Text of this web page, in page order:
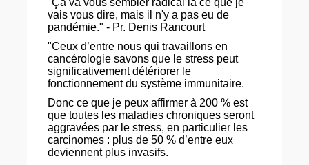
"Ça va vous sembler radical là ce que je
vais vous dire, mais il n'y a pas eu de
pandémie." - Pr. Denis Rancourt
"Ceux d’entre nous qui travaillons en
cancérologie savons que le stress peut
significativement détériorer le
fonctionnement du système immunitaire.
Donc ce que je peux affirmer à 200 % est
que toutes les maladies chroniques seront
aggravées par le stress, en particulier les
carcinomes : plus de 50 % d’entre eux
deviennent plus invasifs.